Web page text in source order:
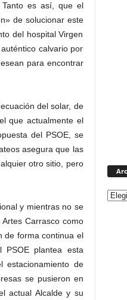
Tanto es así, que el
de solucionar este
del hospital Virgen
calvario por
para encontrar
del solar, de
que actualmente el
del PSOE, se
asegura que las
otro sitio, pero
y mientras no se
Carrasco como
de forma continua el
plantea esta
estacionamiento de
se pusieron en
actual Alcalde y su